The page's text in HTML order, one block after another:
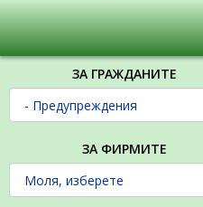
ЗА ГРАЖДАНИТЕ
ЗА ФИРМИТЕ